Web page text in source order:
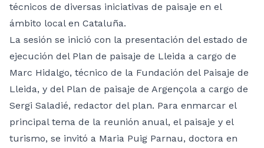
técnicos de diversas iniciativas de paisaje en el
ámbito local en Cataluña.
La sesión se inició con la presentación del estado de
ejecución del Plan de paisaje de Lleida a cargo de
Marc Hidalgo, técnico de la Fundación del Paisaje de
Lleida, y del Plan de paisaje de Argençola a cargo de
Sergi Saladié, redactor del plan. Para enmarcar el
principal tema de la reunión anual, el paisaje y el
turismo, se invitó a Maria Puig Parnau, doctora en